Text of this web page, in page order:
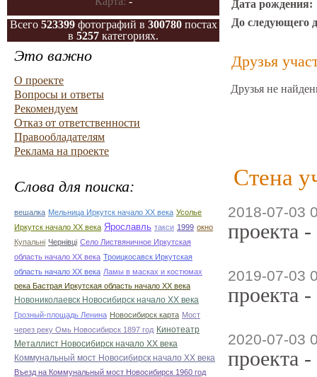
Всего 523399фотографий в 300780постах
в 5257 категориях.
Это важно
О проекте
Вопросы и ответы
Рекомендуем
Отказ от ответственности
Правообладателям
Реклама на проекте
Слова для поиска:
вешалка Мельница Иркутск начало ХХ века Усолье
Иркутск начало ХХ века Ярославль такси 1999 окно
Купальні Чернівці Село Листвяничное Иркутская
область начало ХХ века Троицкосавск Иркутская
область начало ХХ века Ламы в масках и костюмах
река Бастрая Иркутская область начало ХХ века
Новониколаевск Новосибирск начало ХХ века
Грозный-площадь Ленина Новосибирск карта Мост
через реку Омь Новосибирск 1897 год Кинотеатр
Металлист Новосибирск начало ХХ века
Коммунальный мост Новосибирск начало ХХ века
Въезд на Коммунальный мост Новосибирск 1960 год
Дата рождения:
До следующего
Друзья
Друзья не
Стена
2018-07-03
проекта
2019-07-03
проекта
2020-07-03
проекта